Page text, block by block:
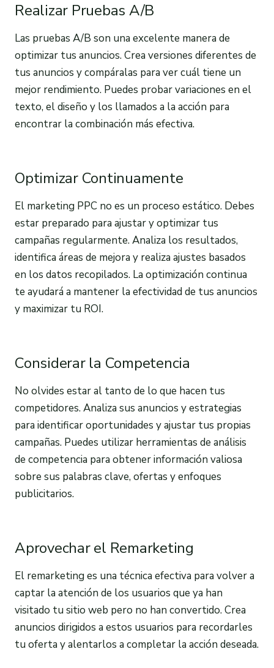
Realizar Pruebas A/B
Las pruebas A/B son una excelente manera de
optimizar tus anuncios. Crea versiones diferentes de
tus anuncios y compáralas para ver cuál tiene un
mejor rendimiento. Puedes probar variaciones en el
texto, el diseño y los llamados a la acción para
encontrar la combinación más efectiva.
Optimizar Continuamente
El marketing PPC no es un proceso estático. Debes
estar preparado para ajustar y optimizar tus
campañas regularmente. Analiza los resultados,
identifica áreas de mejora y realiza ajustes basados
en los datos recopilados. La optimización continua
te ayudará a mantener la efectividad de tus anuncios
y maximizar tu ROI.
Considerar la Competencia
No olvides estar al tanto de lo que hacen tus
competidores. Analiza sus anuncios y estrategias
para identificar oportunidades y ajustar tus propias
campañas. Puedes utilizar herramientas de análisis
de competencia para obtener información valiosa
sobre sus palabras clave, ofertas y enfoques
publicitarios.
Aprovechar el Remarketing
El remarketing es una técnica efectiva para volver a
captar la atención de los usuarios que ya han
visitado tu sitio web pero no han convertido. Crea
anuncios dirigidos a estos usuarios para recordarles
tu oferta y alentarlos a completar la acción deseada.